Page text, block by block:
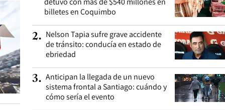
billetes en Coquimbo
2. Nelson Tapia sufre grave accidente
de tránsito: conducía en estado de
ebriedad
3. Anticipan la llegada de un nuevo
sistema frontal a Santiago: cuándo y
cómo sería el evento